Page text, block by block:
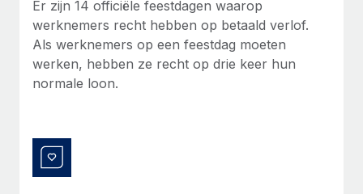
Secundaire arbeidsvoorwaarden
Eenvoudig secundaire arbeidsvoorwaarden
beheren
up op het gebied van gezondheid en welzijn,...
Meer informatie
Productupdates van Remote: Gusto- en Xero-
integraties en Contractor Management Plus
Meer informatie
Er zijn 14 officiële feestdagen waarop
werknemers recht hebben op betaald verlof.
Als werknemers op een feestdag moeten
werken, hebben ze recht op drie keer hun
normale loon.